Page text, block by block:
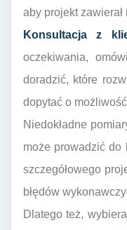
aby projekt
Konsultacja z
oczekiwania,
doradzić, które
dopytać o
Niedokładne
może prowadzić do
szczegółowego
błędów
Dlatego też,